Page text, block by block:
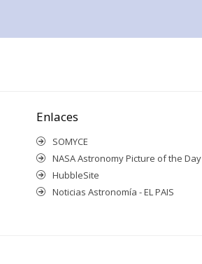
Enlaces
SOMYCE
NASA Astronomy Picture of the Day
HubbleSite
Noticias Astronomía - EL PAIS